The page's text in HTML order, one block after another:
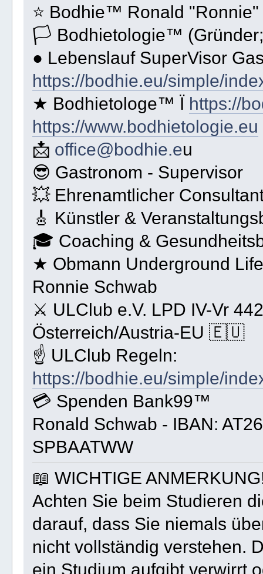
⭐️ Bodhie™ Ronald
🏳 Bodhietologie™ (Gründer;
● Lebenslauf SuperVisor
https://bodhie.eu/simple/
★ Bodhietologe™ Ï https://
https://www.bodhietologie.eu
📩 office@bodhie.eu
😎 Gastronom - Supervisor
💥 Ehrenamtlicher
🎸 Künstler &
🎓 Coaching &
★ Obmann Underground
Ronnie Schwab
⚔ ULClub e.V. LPD IV-Vr
Österreich/Austria-EU 🇪🇺
☝ ULClub Regeln:
https://bodhie.eu/simple/
💳 Spenden Bank99™
Ronald Schwab - IBAN:
SPBAATWW
📖 WICHTIGE
Achten Sie beim Studieren
darauf, dass Sie niemals
nicht vollständig verstehen.
ein Studium aufgibt verwirrt